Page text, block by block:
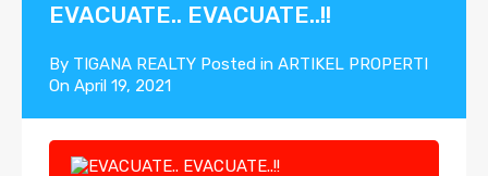
EVACUATE.. EVACUATE..!!
By TIGANA REALTY Posted in ARTIKEL PROPERTI
On April 19, 2021